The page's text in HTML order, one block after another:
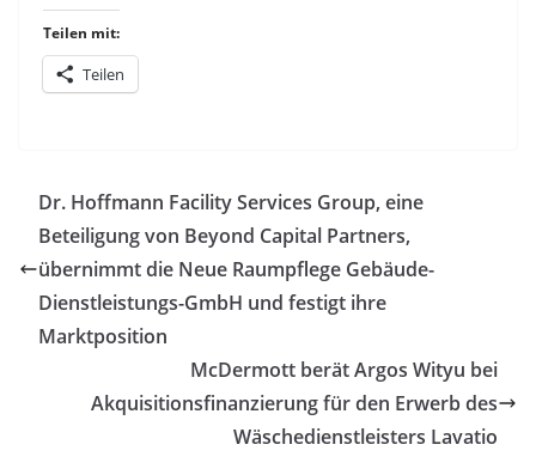
Teilen mit:
Teilen
Dr. Hoffmann Facility Services Group, eine
Beteiligung von Beyond Capital Partners,
übernimmt die Neue Raumpflege Gebäude-
Dienstleistungs-GmbH und festigt ihre
Marktposition
McDermott berät Argos Wityu bei
Akquisitionsfinanzierung für den Erwerb des
Wäschedienstleisters Lavatio